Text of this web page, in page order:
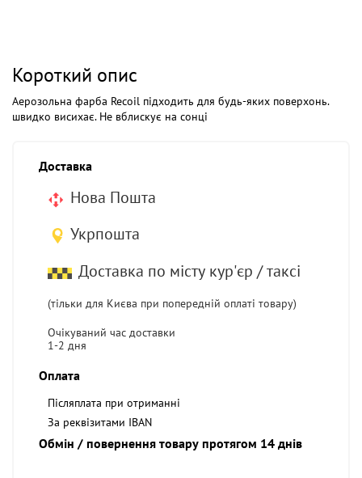
Короткий опис
Аерозольна фарба Recoil підходить для будь-яких поверхонь.
швидко висихає. Не вблискує на сонці
Доставка
Нова Пошта
Укрпошта
Доставка по місту кур'єр / таксі
(тільки для Києва при попередній оплаті товару)
Очікуваний час доставки
1-2 дня
Оплата
Післяплата при отриманні
За реквізитами IBAN
Обмін / повернення товару протягом 14 днів